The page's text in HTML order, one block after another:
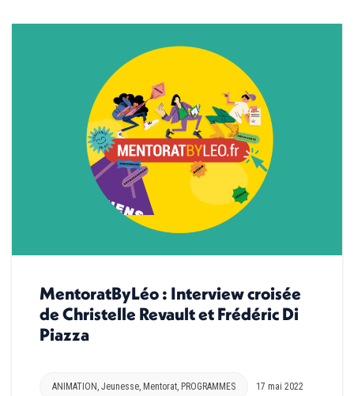
MentoratByLéo : Interview croisée
de Christelle Revault et Frédéric Di
Piazza
ANIMATION , Jeunesse, Mentorat, PROGRAMMES 17 mai 2022